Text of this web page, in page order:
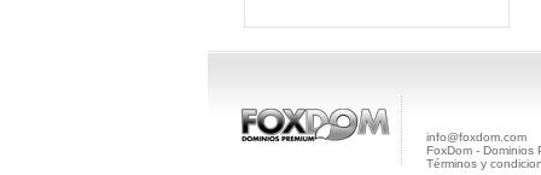
info@foxdom.com
FoxDom - Dominios
Términos y